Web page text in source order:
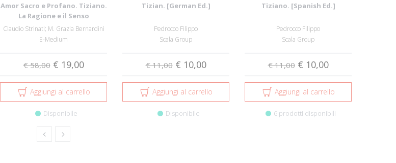
Amor Sacro e Profano. Tiziano.
La Ragione e il Senso
Claudio Strinati; M. Grazia Bernardini
E-Medium
€ 58,00 € 19,00
Aggiungi al carrello
Disponibile
Tizian. [German Ed.]
Pedrocco Filippo
Scala Group
€ 11,00 € 10,00
Aggiungi al carrello
Disponibile
Tiziano. [Spanish Ed.]
Pedrocco Filippo
Scala Group
€ 11,00 € 10,00
Aggiungi al carrello
6 prodotti disponibili